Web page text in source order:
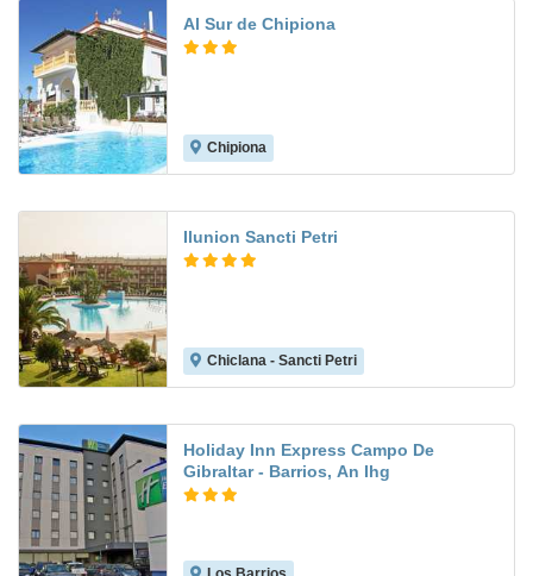
Al Sur de Chipiona
Chipiona
Ilunion Sancti Petri
Chiclana - Sancti Petri
Holiday Inn Express Campo De
Gibraltar - Barrios, An Ihg